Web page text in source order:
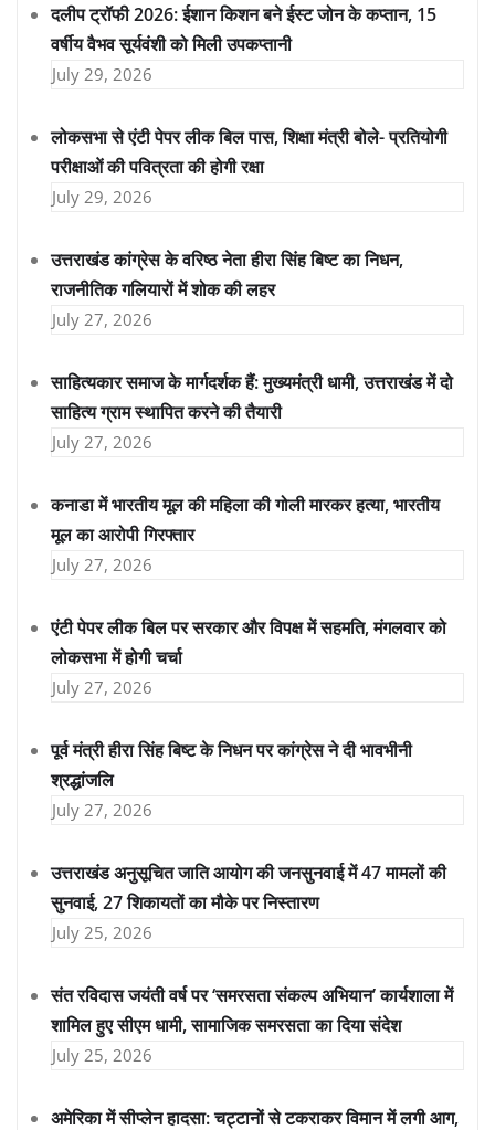
दलीप ट्रॉफी 2026: ईशान किशन बने ईस्ट जोन के कप्तान, 15
वर्षीय वैभव सूर्यवंशी को मिली उपकप्तानी
July 29, 2026
लोकसभा से एंटी पेपर लीक बिल पास, शिक्षा मंत्री बोले- प्रतियोगी
परीक्षाओं की पवित्रता की होगी रक्षा
July 29, 2026
उत्तराखंड कांग्रेस के वरिष्ठ नेता हीरा सिंह बिष्ट का निधन,
राजनीतिक गलियारों में शोक की लहर
July 27, 2026
साहित्यकार समाज के मार्गदर्शक हैं: मुख्यमंत्री धामी, उत्तराखंड में दो
साहित्य ग्राम स्थापित करने की तैयारी
July 27, 2026
कनाडा में भारतीय मूल की महिला की गोली मारकर हत्या, भारतीय
मूल का आरोपी गिरफ्तार
July 27, 2026
एंटी पेपर लीक बिल पर सरकार और विपक्ष में सहमति, मंगलवार को
लोकसभा में होगी चर्चा
July 27, 2026
पूर्व मंत्री हीरा सिंह बिष्ट के निधन पर कांग्रेस ने दी भावभीनी
श्रद्धांजलि
July 27, 2026
उत्तराखंड अनुसूचित जाति आयोग की जनसुनवाई में 47 मामलों की
सुनवाई, 27 शिकायतों का मौके पर निस्तारण
July 25, 2026
संत रविदास जयंती वर्ष पर ‘समरसता संकल्प अभियान’ कार्यशाला में
शामिल हुए सीएम धामी, सामाजिक समरसता का दिया संदेश
July 25, 2026
अमेरिका में सीप्लेन हादसा: चट्टानों से टकराकर विमान में लगी आग,